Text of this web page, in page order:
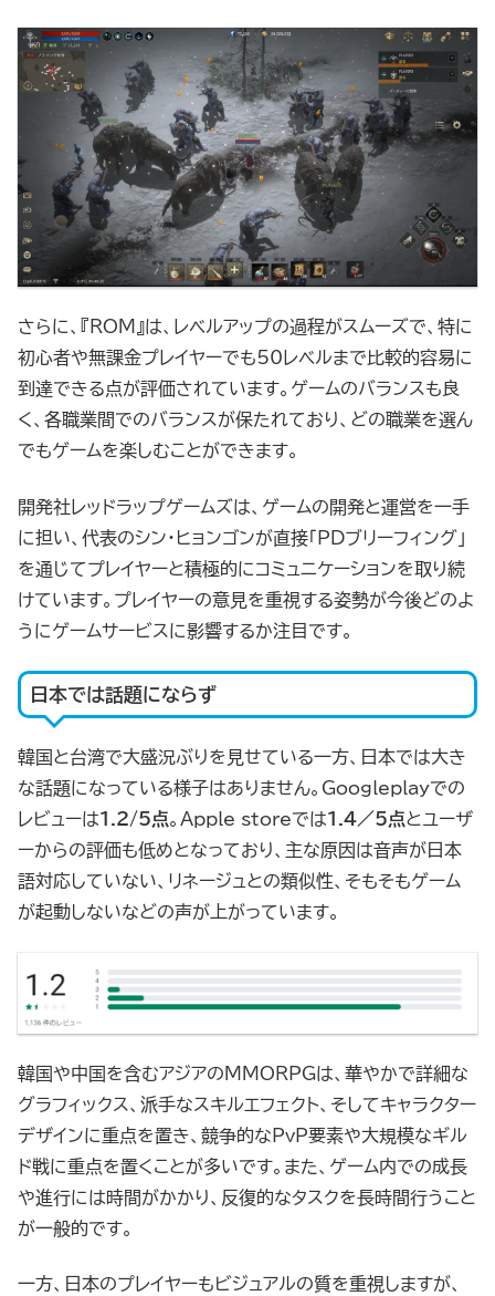
さらに、『ROM』は、レベルアップの過程がスムーズで、特に
初心者や無課金プレイヤーでも50レベルまで比較的容易に
到達できる点が評価されています。ゲームのバランスも良
く、各職業間でのバランスが保たれており、どの職業を選ん
でもゲームを楽しむことができます。
開発社レッドラップゲームズは、ゲームの開発と運営を一手
に担い、代表のシン・ヒョンゴンが直接「PDブリーフィング」
を通じてプレイヤーと積極的にコミュニケーションを取り続
けています。プレイヤーの意見を重視する姿勢が今後どのよ
うにゲームサービスに影響するか注目です。
日本では話題にならず
韓国と台湾で大盛況ぶりを見せている一方、日本では大き
な話題になっている様子はありません。Googleplayでの
レビューは1.2/5点。Apple storeでは1.4／5点とユーザ
ーからの評価も低めとなっており、主な原因は音声が日本
語対応していない、リネージュとの類似性、そもそもゲーム
が起動しないなどの声が上がっています。
韓国や中国を含むアジアのMMORPGは、華やかで詳細な
グラフィックス、派手なスキルエフェクト、そしてキャラクター
デザインに重点を置き、競争的なPvP要素や大規模なギル
ド戦に重点を置くことが多いです。また、ゲーム内での成長
や進行には時間がかかり、反復的なタスクを長時間行うこと
が一般的です。
一方、日本のプレイヤーもビジュアルの質を重視しますが、